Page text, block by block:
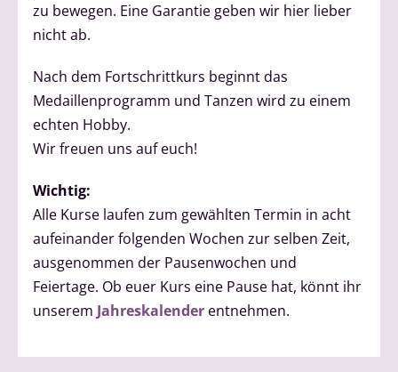
zu bewegen. Eine Garantie geben wir hier lieber
nicht ab.
Nach dem Fortschrittkurs beginnt das
Medaillenprogramm und Tanzen wird zu einem
echten Hobby.
Wir freuen uns auf euch!
Wichtig:
Alle Kurse laufen zum gewählten Termin in acht
aufeinander folgenden Wochen zur selben Zeit,
ausgenommen der Pausenwochen und
Feiertage. Ob euer Kurs eine Pause hat, könnt ihr
unserem Jahreskalender entnehmen.